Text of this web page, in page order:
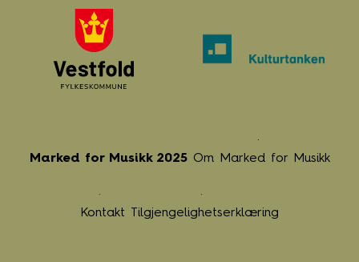
Marked for Musikk 2025 Om Marked for Musikk
Kontakt Tilgjengelighetserklæring